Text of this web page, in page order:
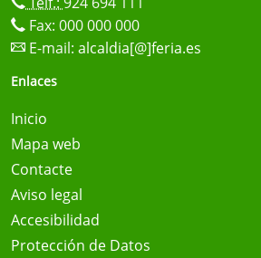
Fax: 000 000 000
E-mail: alcaldia[@]feria.es
Enlaces
Inicio
Mapa web
Contacte
Aviso legal
Accesibilidad
Protección de Datos